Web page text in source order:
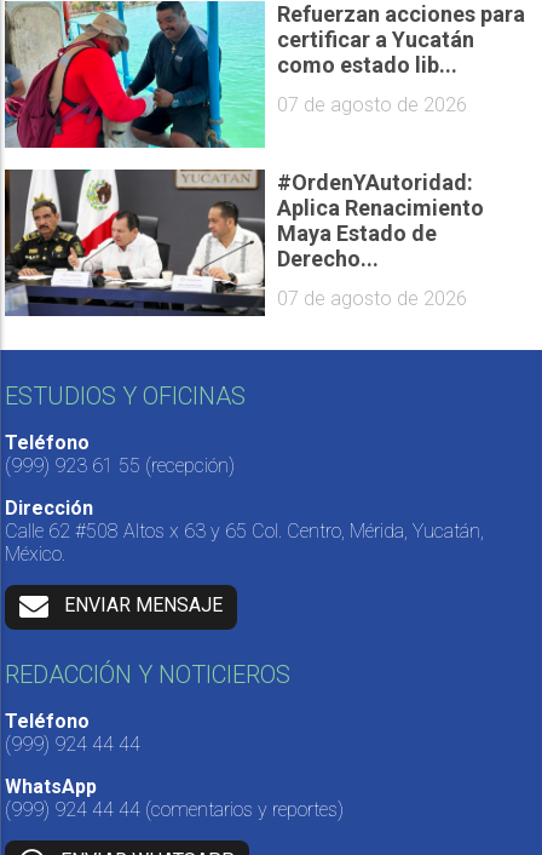
Refuerzan acciones para
certificar a Yucatán
como estado lib...
07 de agosto de 2026
#OrdenYAutoridad:
Aplica Renacimiento
Maya Estado de
Derecho...
07 de agosto de 2026
ESTUDIOS Y OFICINAS
Teléfono
(999) 923 61 55 (recepción)
Dirección
Calle 62 #508 Altos x 63 y 65 Col. Centro, Mérida, Yucatán,
México.
ENVIAR MENSAJE
REDACCIÓN Y NOTICIEROS
Teléfono
(999) 924 44 44
WhatsApp
(999) 924 44 44 (comentarios y reportes)